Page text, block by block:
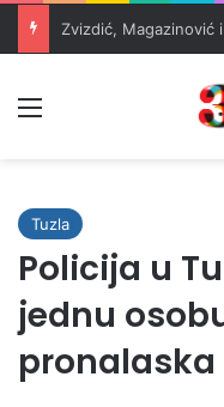
Tuzla
Policija u
jednu
pronalaska